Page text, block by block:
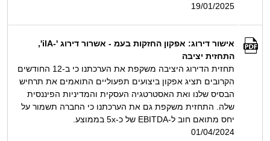
19/01/2025
אישור דירוג: אפקון החזקות בעמ - אשרור דירוג '-ilA',
התחזית יציבה
תחזית הדירוג היציבה משקפת את הערכתנו כי ב-12 החודשים
הקרובים תציג אפקון ביצועים תפעוליים התואמים את תרחיש
הבסיס שלנו ואת האסטרטגיה העסקית והמדיניות הפיננסית
שלה. התחזית משקפת גם את הערכתנו כי החברה תשמור על
יחס מתואם חוב ל-EBITDA של כ-5x בממוצע.
01/04/2024